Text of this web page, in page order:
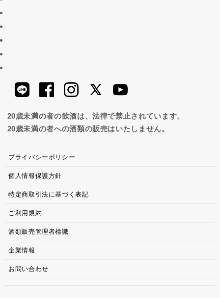
20歳未満の者の飲酒は、法律で禁止されています。
20歳未満の者への酒類の販売はいたしません。
プライバシーポリシー
個人情報保護方針
特定商取引法に基づく表記
ご利用規約
酒類販売管理者標識
企業情報
お問い合わせ